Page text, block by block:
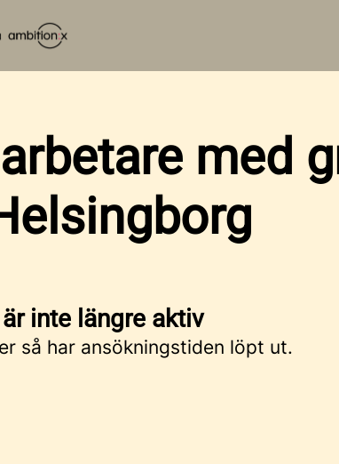
med
inte längre aktiv
så har ansökningstiden löpt ut.